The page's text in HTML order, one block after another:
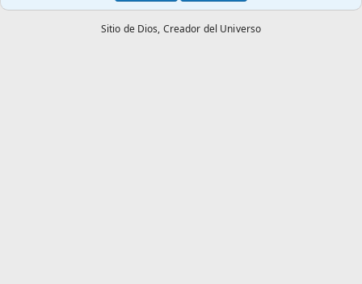
Sitio de Dios, Creador del Universo